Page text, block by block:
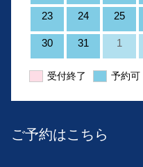
23 24 25
30 31 1
受付終了 予約可
ご予約はこちら